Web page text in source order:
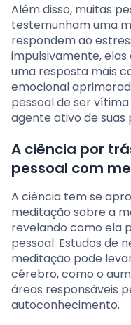
Além disso, muitas
testemunham uma
respondem ao
impulsivamente,
uma resposta mais
emocional
pessoal de ser
agente ativo de suas
A ciência por
pessoal com
A ciência tem se
meditação sobre a
revelando como ela
pessoal. Estudos de
meditação pode
cérebro, como o
áreas responsáveis
autoconhecimento.